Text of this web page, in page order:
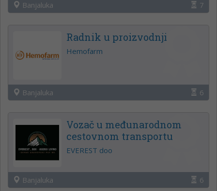
Banjaluka 7
Radnik u proizvodnji
Hemofarm
Banjaluka 6
Vozač u međunarodnom
cestovnom transportu
EVEREST doo
Banjaluka 6